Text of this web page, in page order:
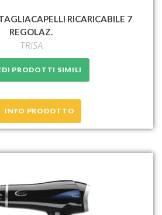
RICARICABILE 7
REGOLAZ.
TRISA
PRODOTTI SIMILI
INFO PRODOTTO